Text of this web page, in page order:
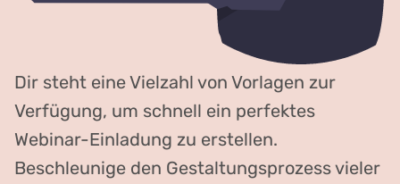
Dir steht eine Vielzahl von Vorlagen zur
Verfügung, um schnell ein perfektes
Webinar-Einladung zu erstellen.
Beschleunige den Gestaltungsprozess vieler